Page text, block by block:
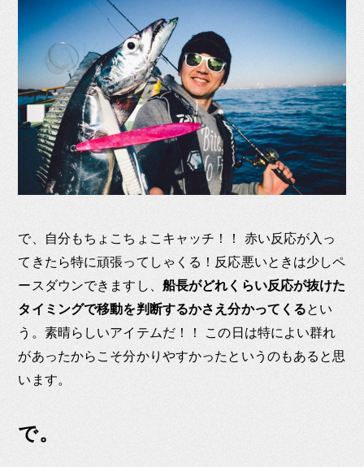
で、自分もちょこちょこキャッチ！！ 赤い反応が入っ
てきたら特に頑張ってしゃくる！反応悪いときは少しペ
ースダウンできますし、 船長がどれくらい反応が抜けた
タイミングで移動を判断するかさえ分かってくるとい
う。素晴らしいアイテムだ！！ この日は特によい群れ
があったからこそ分かりやすかったというのもあると思
います。
で。